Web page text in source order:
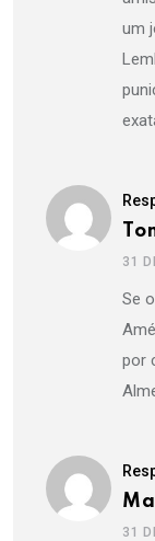
um
31
Se
por
31